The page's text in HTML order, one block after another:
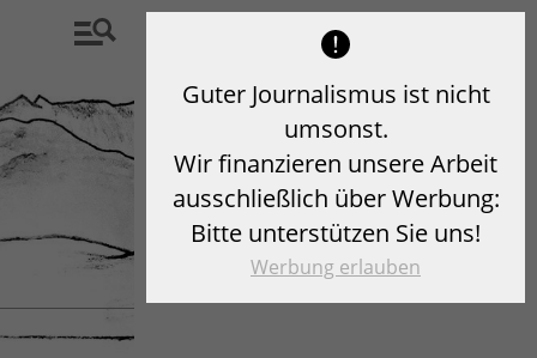
Guter Journalismus ist nicht
umsonst.
Wir finanzieren unsere Arbeit
ausschließlich über Werbung:
Bitte unterstützen Sie uns!
Werbung erlauben